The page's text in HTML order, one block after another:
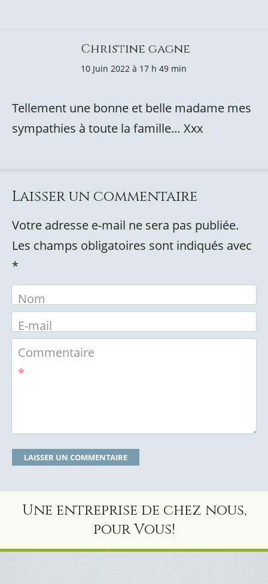
Christine gagne
10 Juin 2022 à 17 h 49 min
Tellement une bonne et belle madame mes
sympathies à toute la famille… Xxx
Laisser un commentaire
Votre adresse e-mail ne sera pas publiée.
Les champs obligatoires sont indiqués avec
*
Nom
E-mail
Commentaire
*
Une entreprise de chez nous,
pour Vous!